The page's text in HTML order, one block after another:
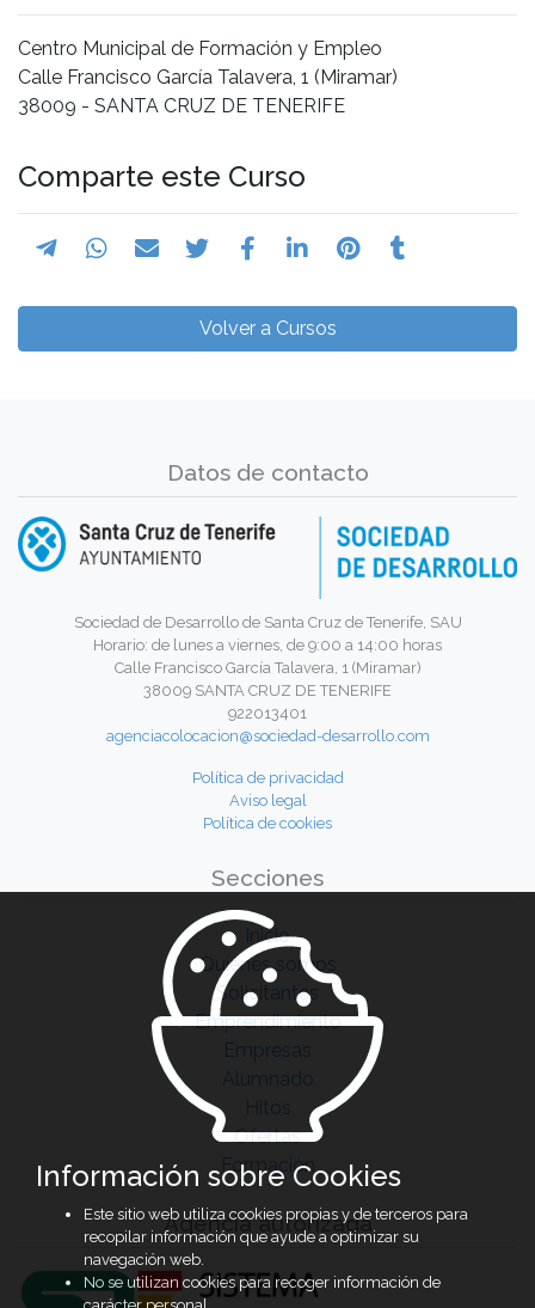
Centro Municipal de Formación y Empleo
Calle Francisco García Talavera, 1 (Miramar)
38009 - SANTA CRUZ DE TENERIFE
Comparte este Curso
Volver a Cursos
Datos de contacto
Sociedad de Desarrollo de Santa Cruz de Tenerife, SAU
Horario: de lunes a viernes, de 9:00 a 14:00 horas
Calle Francisco García Talavera, 1 (Miramar)
38009 SANTA CRUZ DE TENERIFE
922013401
agenciacolocacion@sociedad-desarrollo.com
Política de privacidad
Aviso legal
Política de cookies
Secciones
Inicio
Quiénes somos
Solicitantes
Emprendimiento
Empresas
Alumnado
Hitos
Ofertas
Formación
Agencia autorizada
Información sobre Cookies
Este sitio web utiliza cookies propias y de terceros para
recopilar información que ayude a optimizar su
navegación web.
No se utilizan cookies para recoger información de